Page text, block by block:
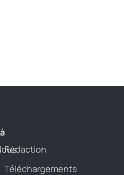
à
Rédaction
Téléchargements